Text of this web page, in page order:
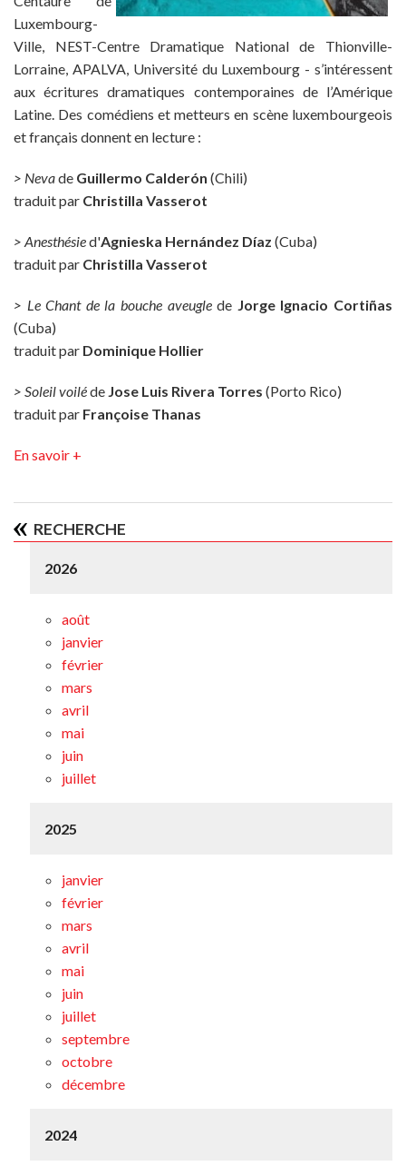
Luxembourg-
Ville, NEST-Centre Dramatique National de Thionville-
Lorraine, APALVA, Université du Luxembourg - s’intéressent
aux écritures dramatiques contemporaines de l’Amérique
Latine. Des comédiens et metteurs en scène luxembourgeois
et français donnent en lecture :
> Nevade Guillermo Calderón (Chili)
traduit par Christilla Vasserot
> Anesthésied'Agnieska Hernández Díaz (Cuba)
traduit par Christilla Vasserot
> Le Chant de la bouche aveuglede Jorge Ignacio Cortiñas
(Cuba)
traduit par Dominique Hollier
> Soleil voiléde Jose Luis Rivera Torres (Porto Rico)
traduit par Françoise Thanas
En savoir +
RECHERCHE
2026
août
janvier
février
mars
avril
mai
juin
juillet
2025
janvier
février
mars
avril
mai
juin
juillet
septembre
octobre
décembre
2024